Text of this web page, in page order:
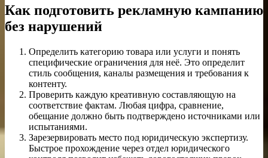
Как подготовить рекламную кампанию
без нарушений
Определить категорию товара или услуги и понять
специфические ограничения для неё. Это определит
стиль сообщения, каналы размещения и требования к
контенту.
Проверить каждую креативную составляющую на
соответствие фактам. Любая цифра, сравнение,
обещание должно быть подтверждено источниками или
испытаниями.
Зарезервировать место под юридическую экспертизу.
Быстрое прохождение через отдел юридического